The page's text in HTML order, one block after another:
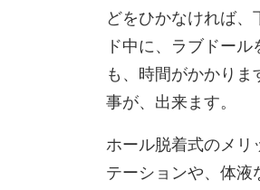
どをひかなければ
ド中に、ラブドー
も、時間がかかり
事が、出来ます。
ホール脱着式のメリ
テーションや、体